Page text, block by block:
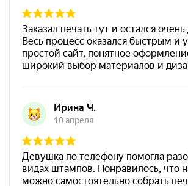
от 750
Штамп Идите вы в
700
Штемпельная подушка
1800